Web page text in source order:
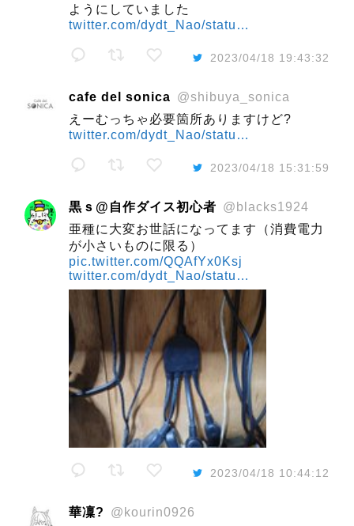
ようにしていました
twitter.com/dydt_Nao/statu…
2023/04/18 19:43:32
cafe del sonica @shibuya_sonica
えーむっちゃ必要箇所ありますけど?
twitter.com/dydt_Nao/statu…
2023/04/18 15:31:59
黒ｓ@自作ダイス初心者 @blacks1924
亜種に大変お世話になってます（消費電力
が小さいものに限る）
pic.twitter.com/QQAfYx0Ksj
twitter.com/dydt_Nao/statu…
2023/04/18 10:44:12
華凜?
@kourin0926